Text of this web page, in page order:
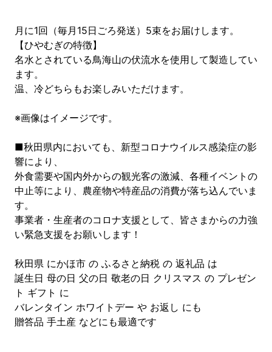
月に1回（毎月15日ごろ発送）5束をお届けします。
【ひやむぎの特徴】
名水とされている鳥海山の伏流水を使用して製造してい
ます。
温、冷どちらもお楽しみいただけます。
※画像はイメージです。
■秋田県内においても、新型コロナウイルス感染症の影
響により、
外食需要や国内外からの観光客の激減、各種イベントの
中止等により、農産物や特産品の消費が落ち込んでいま
す。
事業者・生産者のコロナ支援として、皆さまからの力強
い緊急支援をお願いします！
秋田県 にかほ市 の ふるさと納税 の 返礼品 は
誕生日 母の日 父の日 敬老の日 クリスマス の プレゼン
ト ギフト に
バレンタイン ホワイトデー や お返し にも
贈答品 手土産 などにも最適です